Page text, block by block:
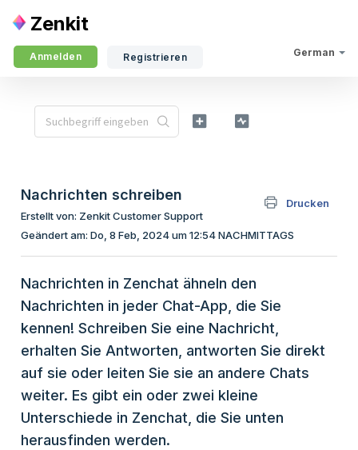
Zenkit
German
Anmelden Registrieren
Nachrichten schreiben
Drucken
Erstellt von: Zenkit Customer Support
Geändert am: Do, 8 Feb, 2024 um 12:54 NACHMITTAGS
Nachrichten in Zenchat ähneln den
Nachrichten in jeder Chat-App, die Sie
kennen! Schreiben Sie eine Nachricht,
erhalten Sie Antworten, antworten Sie direkt
auf sie oder leiten Sie sie an andere Chats
weiter. Es gibt ein oder zwei kleine
Unterschiede in Zenchat, die Sie unten
herausfinden werden.